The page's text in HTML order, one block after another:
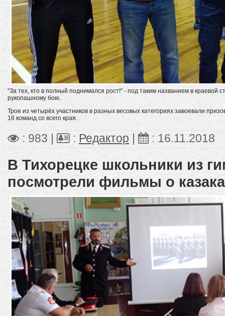
"За тех, кто в полный поднимался рост!" - под таким названием в краевой
рукопашному бою.
Трое из четырёх участников в разных весовых категориях завоевали
16 команд со всего края.
: 983 | : Редактор : 16.11.2018
В Тихорецке школьники из
посмотрели фильмы о